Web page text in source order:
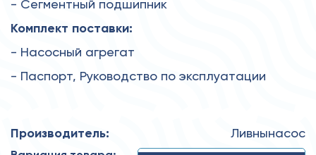
- Сегментный подшипник
Комплект поставки:
- Насосный агрегат
- Паспорт, Руководство по эксплуатации
Производитель: Ливнынасос